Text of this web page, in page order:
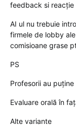
feedback si reacție
AI ul nu trebuie
firmele de lobby
comisioane grase
PS
Profesorii au puține
Evaluare orală în
Alte variante